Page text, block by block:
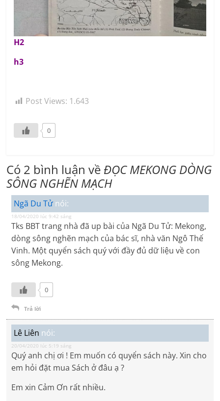
H2
h3
Post Views: 1.643
0
Có 2 bình luận về ĐỌC MEKONG DÒNG
SÔNG NGHẼN MẠCH
Ngã Du Tử nói:
18/04/2020 lúc 9:42 sáng
Tks BBT trang nhà đã up bài của Ngã Du Tử: Mekong,
dòng sông nghẽn mạch của bác sĩ, nhà văn Ngô Thế
Vinh. Một quyển sách quý với đầy đủ dữ liệu về con
sông Mekong.
0
Trả lời
Lê Liên nói:
20/04/2020 lúc 5:19 sáng
Quý anh chị ơi ! Em muốn có quyển sách này. Xin cho
em hỏi đặt mua Sách ở đâu ạ ?
Em xin Cảm Ơn rất nhiều.